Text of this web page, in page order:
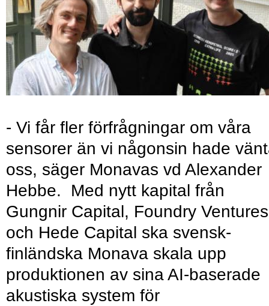
- Vi får fler förfrågningar om våra
sensorer än vi någonsin hade
oss, säger Monavas vd Alexander
Hebbe. Med nytt kapital från
Gungnir Capital, Foundry Ventures
och Hede Capital ska svensk-
finländska Monava skala upp
produktionen av sina AI-baserade
akustiska system för